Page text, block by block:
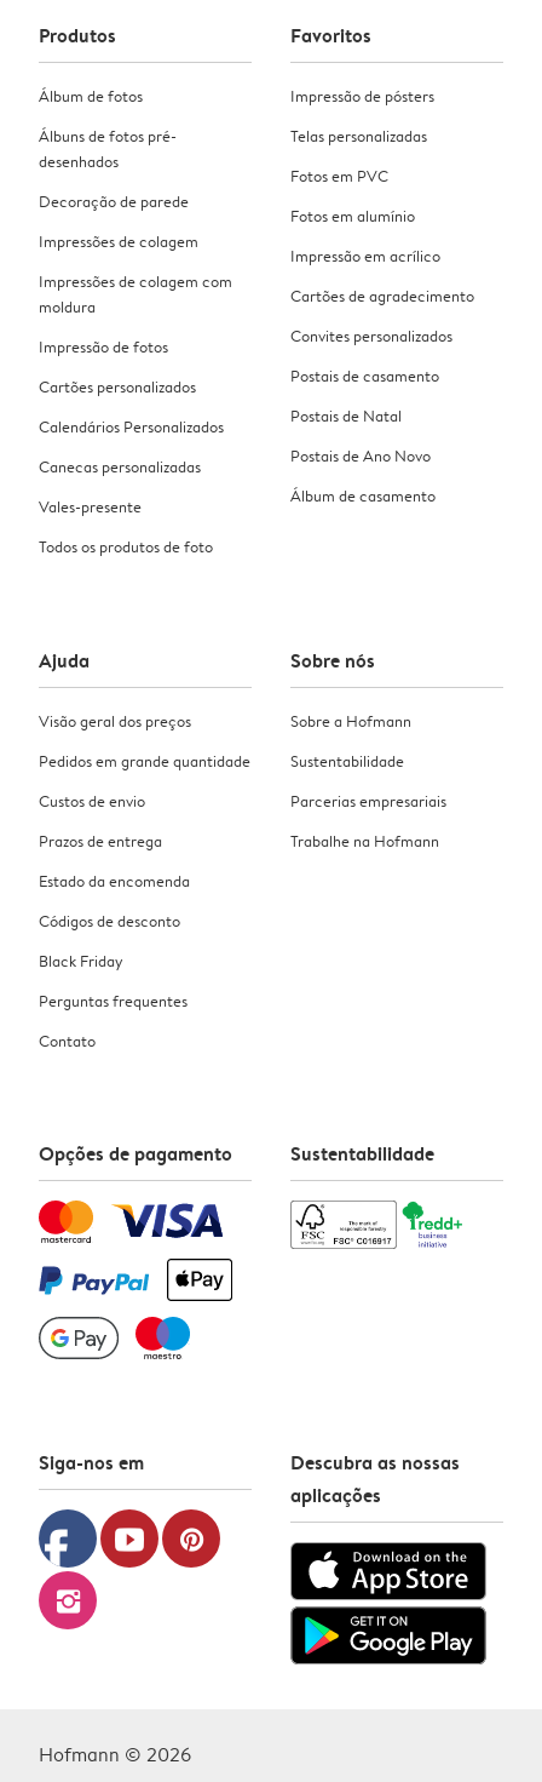
Produtos
Álbum de fotos
Álbuns de fotos pré-
desenhados
Decoração de parede
Impressões de colagem
Impressões de colagem com
moldura
Impressão de fotos
Cartões personalizados
Calendários Personalizados
Canecas personalizadas
Vales-presente
Todos os produtos de foto
Favoritos
Impressão de pósters
Telas personalizadas
Fotos em PVC
Fotos em alumínio
Impressão em acrílico
Cartões de agradecimento
Convites personalizados
Postais de casamento
Postais de Natal
Postais de Ano Novo
Álbum de casamento
Ajuda
Visão geral dos preços
Pedidos em grande quantidade
Custos de envio
Prazos de entrega
Estado da encomenda
Códigos de desconto
Black Friday
Perguntas frequentes
Contato
Sobre nós
Sobre a Hofmann
Sustentabilidade
Parcerias empresariais
Trabalhe na Hofmann
Opções de pagamento Sustentabilidade
Siga-nos em
facebook youtube pinterest
instagram
Descubra as nossas
aplicações
Hofmann © 2026